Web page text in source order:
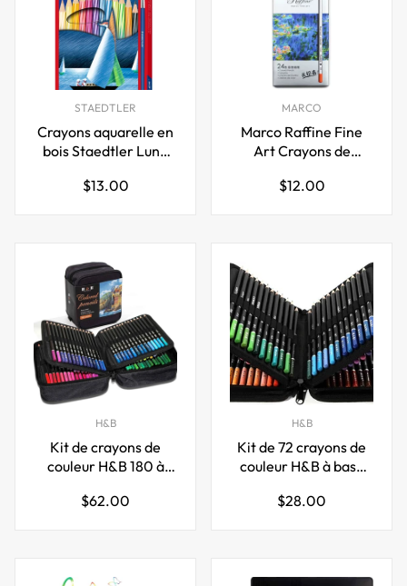
STAEDTLER
Crayons aquarelle en
bois Staedtler Luna
12/24/36/48 couleurs
Prix
$13.00
MARCO
Marco Raffine Fine
Art Crayons de
paquet de 24
Prix
$12.00
H&B
Kit de crayons de
couleur H&B 180 à
de rangement à
Prix
$62.00
H&B
Kit de 72 crayons de
couleur H&B à base
rangement à
Prix
$28.00